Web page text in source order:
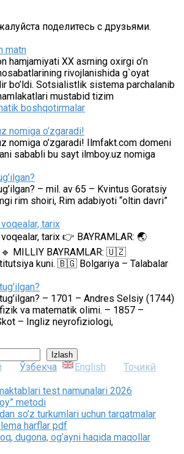
поделитесь с друзьями.
matn
hamjamiyati XX asrning oxirgi o’n
rivojlanishida g`oyat
bo’ldi. Sotsialistlik sistema parchalanib
mustabid tizim
boshqotirmalar
nomiga o’zgaradi!
nomiga o’zgaradi! Ilmfakt.com domeni
sababli bu sayt ilmboy.uz nomiga
– mil. av 65 – Kvintus Goratsiy
rim shoiri, Rim adabiyoti “oltin davri”
tarix
tarix 👉 BAYRAMLAR: 🌏
🔹 MILLIY BAYRAMLAR: 🇺🇿
kuni. 🇧🇬 Bolgariya – Talabalar
– 1701 – Andres Selsiy (1744)
va matematik olimi. – 1857 –
– Ingliz neyrofiziologi,
Izlash
Ўзбекча English Тоҷикӣ
test namunalari 2026
metodi
so’z turkumlari uchun tarqatmalar
harflar pdf
dugona, og’ayni haqida maqollar